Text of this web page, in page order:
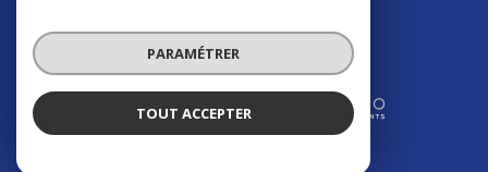
© 2026 | Tous droits réservés
Réalisé par
PARAMÉTRER
TOUT ACCEPTER